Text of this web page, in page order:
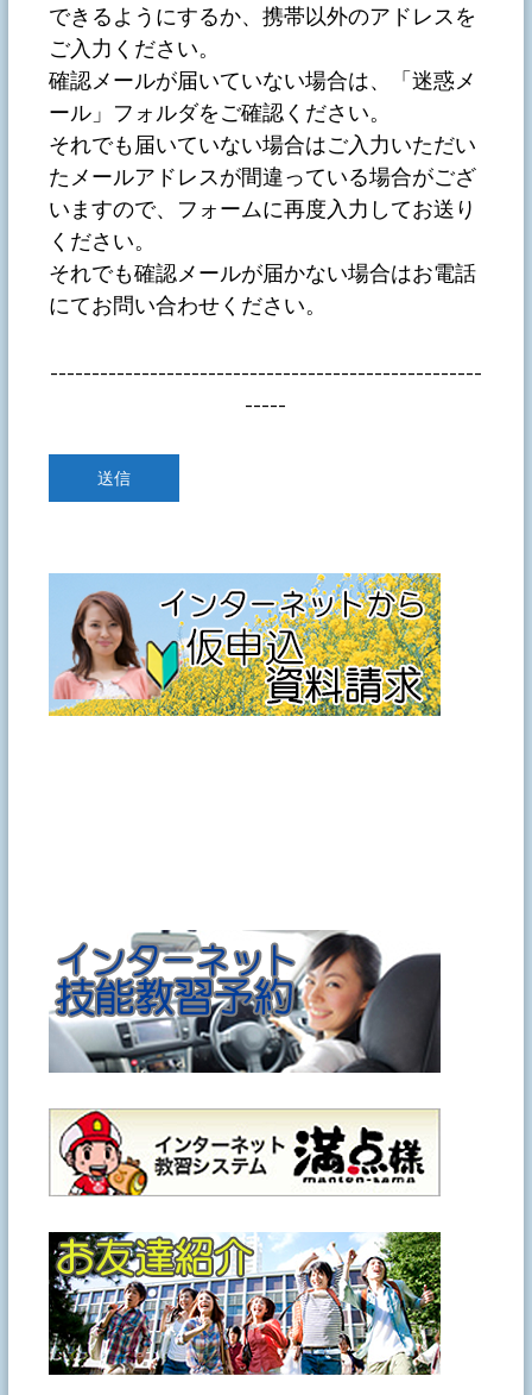
できるようにするか、携帯以外のアドレスを
ご入力ください。
確認メールが届いていない場合は、「迷惑メ
ール」フォルダをご確認ください。
それでも届いていない場合はご入力いただい
たメールアドレスが間違っている場合がござ
いますので、フォームに再度入力してお送り
ください。
それでも確認メールが届かない場合はお電話
にてお問い合わせください。
----------------------------------------------------
-----